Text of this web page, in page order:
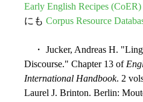
Early English Recipes (CoER)
にも Corpus Resource
・ Jucker, Andreas H.
Discourse." Chapter 13 of
International Handbook. 2
Laurel J. Brinton. Berlin: